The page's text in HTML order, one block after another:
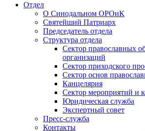
Отдел
О Синодальном ОРОиК
Святейший Патриарх
Председатель отдела
Структура отдела
Сектор православных
организаций
Сектор приходского
Сектор основ
Канцелярия
Сектор мероприятий и
Юридическая служба
Экспертный совет
Пресс-служба
Контакты